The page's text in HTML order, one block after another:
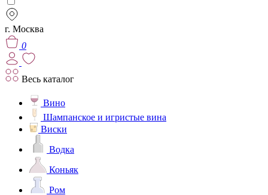
г. Москва
0
Весь каталог
Вино
Шампанское и игристые вина
Виски
Водка
Коньяк
Ром